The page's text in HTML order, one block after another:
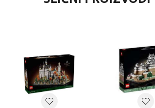
LEGO® Architecture
4+ godine
LEGO® kocke